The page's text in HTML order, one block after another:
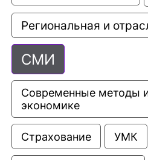
Региональная и
СМИ
Современные методы
экономике
Страхование УМК